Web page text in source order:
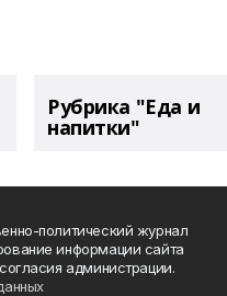
Рубрика "Еда и
напитки"
политический журнал
информации сайта
администрации.